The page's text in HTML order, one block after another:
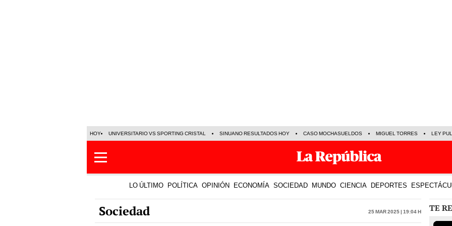
HOY UNIVERSITARIO VS SPORTING CRISTAL SINUANO RESULTADOS HOY CASO MOCHASUELDOS MIGUEL TORRES LEY
LO ÚLTIMO POLÍTICA OPINIÓN ECONOMÍA SOCIEDAD MUNDO CIENCIA DEPORTES
Sociedad 25 Mar 2025 | 19:04 h TE